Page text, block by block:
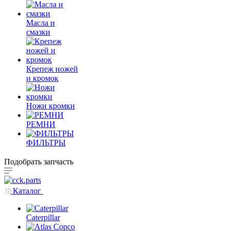
Масла и
смазки
Крепеж ножей
и кромок
Ножи кромки
РЕМНИ
ФИЛЬТРЫ
Подобрать запчасть
Каталог
Caterpillar